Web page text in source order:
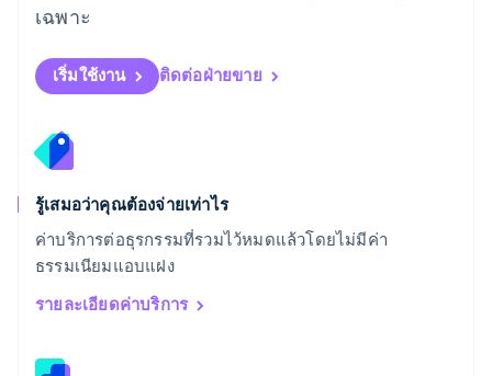
เฉพาะ
เริ่มใช้งาน ติดต่อฝ่ายขาย
รู้เสมอว่าคุณต้องจ่ายเท่าไร
ค่าบริการต่อธุรกรรมที่รวมไว้หมดแล้วโดยไม่มีค่า
ธรรมเนียมแอบแฝง
รายละเอียดค่าบริการ
English
EnglishItaliano
สวิตเซอร์แลนด์
สวีเดน
Svenska
EnglishEspañol简体中文
สหรัฐอาหรับเอมิเรตส์
English
สหราชอาณาจักร
English
สิงคโปร์